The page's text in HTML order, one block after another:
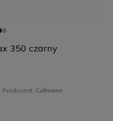
350 czarny
Producent: Cullmann